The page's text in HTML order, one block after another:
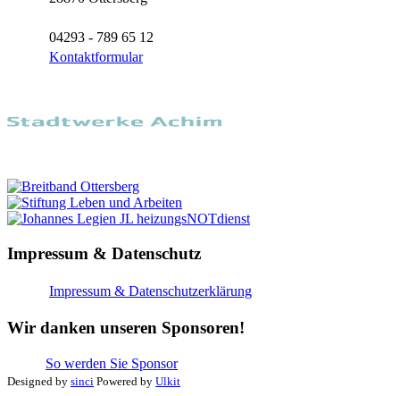
04293 - 789 65 12
Kontaktformular
Impressum & Datenschutz
Impressum & Datenschutzerklärung
Wir danken unseren Sponsoren!
So werden Sie Sponsor
Designed by sinci Powered by Ulkit